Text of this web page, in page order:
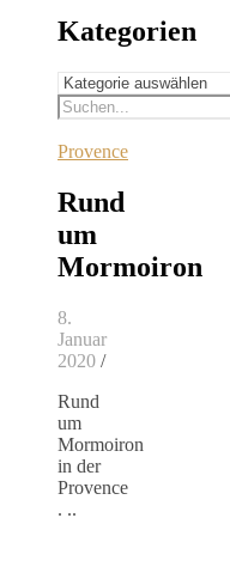
Kategorien
Kategorien
Provence
Rund
um
Mormoiron
8.
Januar
2020 /
Rund
um
Mormoiron
in der
Provence
. ..